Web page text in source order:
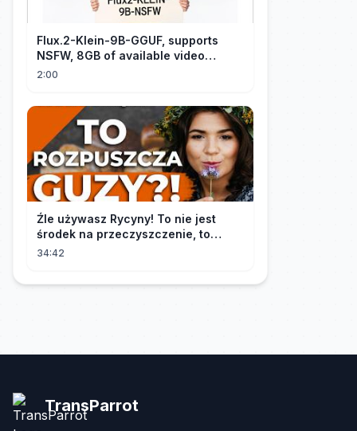
Flux.2-Klein-9B-GGUF, supports
NSFW, 8GB of available video
memory, partial redraw, text-to-
2:00
Źle używasz Rycyny! To nie jest
środek na przeczyszczenie, to
potężny "rozpuszczalnik".
34:42
TransParrot